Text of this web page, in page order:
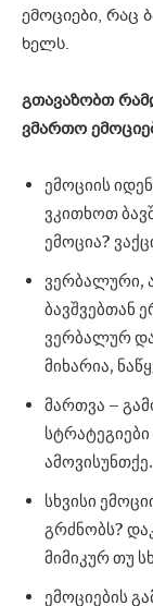
ემოციები, რაც
ხელს.
გთავაზობთ
ვმართო
ემოციის
ვკითხოთ
ემოცია?
ვერბალური,
ბავშვებთან
ვერბალურ
მიხარია,
მართვა –
ამოვისუნთქე.
სხვისი
გრძნობს?
მიმიკურ თუ
ემოციების